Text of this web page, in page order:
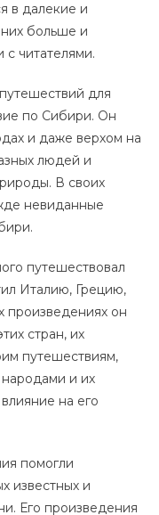
в далекие и
больше и
с читателями.
для
по Сибири. Он
и даже верхом на
людей и
В своих
невиданные
путешествовал
Италию, Грецию,
произведениях он
стран, их
путешествиям,
и их
на его
помогли
известных и
Его произведения